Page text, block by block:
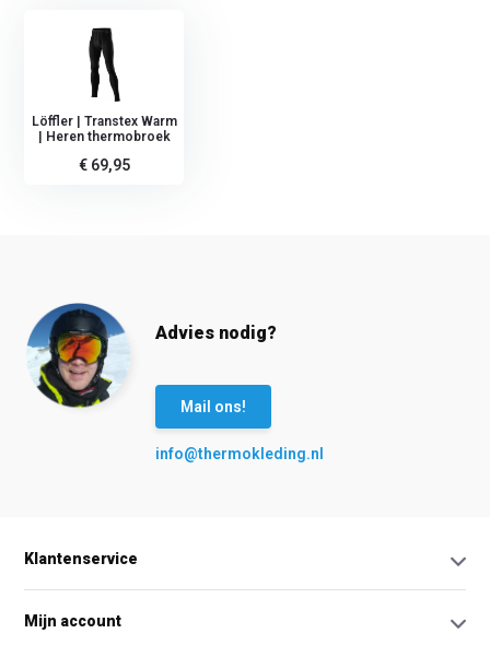
Löffler | Transtex Warm
| Heren thermobroek
€ 69,95
Advies nodig?
Mail ons!
info@thermokleding.nl
Klantenservice
Mijn account